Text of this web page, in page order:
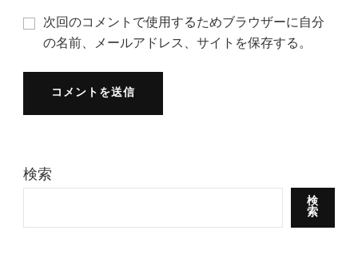
次回のコメントで使用するためブラウザーに自分
の名前、メールアドレス、サイトを保存する。
検索
検
索